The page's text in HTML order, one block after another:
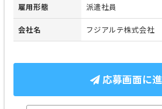
雇用形態 派遣社員
会社名 フジアルテ株式会社
応募画面に